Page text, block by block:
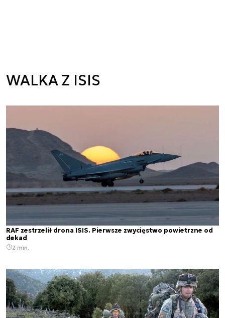
WALKA Z ISIS
RAF zestrzelił drona ISIS. Pierwsze zwycięstwo powietrzne od
dekad
2 min.